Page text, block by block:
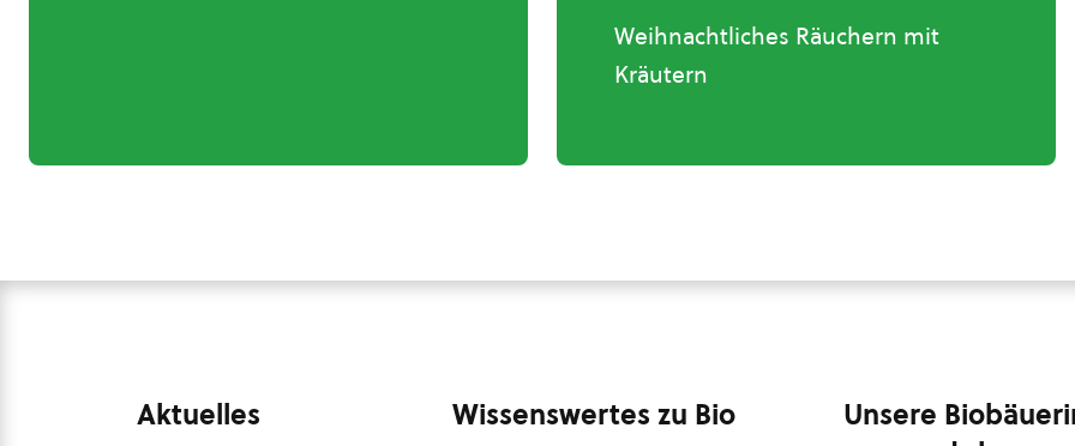
Weihnachtliches Räuchern mit
Kräutern
Aktuelles Wissenswertes zu Bio
Unsere